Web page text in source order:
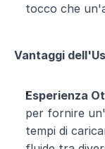
tocco che
Vantaggi
Esperienza
per fornire
tempi di